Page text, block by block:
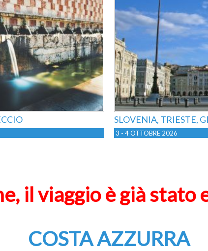
SLOVENIA, TRIESTE,
3 - 4 OTTOBRE 2026
il viaggio è già stato
COSTA AZZURRA